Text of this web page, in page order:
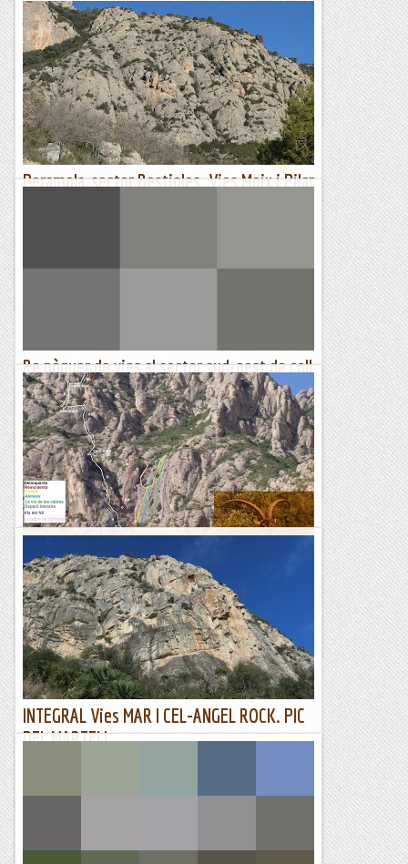
estrets del riu
Aquesta setmana amb en Jordi hem baixat a Horta de Sant
Joan per escalar als estrets d'Arnes.el primer dia escalem la
via 27 i més, una via a on cal ser intuïtiu per trobar...
Sisbemessanapren
Peramola, sector Bestioles. Vies Moix i Pilar
febrer hi vam anar a treure el cap amb el Pep, amb qui ens...
Re pòquer de vies al sector sud-oest de coll
roig
DIMECRES, 22 DE MARÇ DE 2023Aquest dimecres teniem la
intenció d'anar a Malanyeu i estalviar-li un munt de
quilometres al Lluis, però el dilluns arriba la proposta del...
Els Visas
Barreja de vies a la Codolosa
Amb en Joanet en Pany i en Jordi tornem a la Codolosa.
Dijous passat vaig estar netejant el camí d'accés a la zona més
oriental i ara ja si passa bé.Aquesta vegada tornem a...
Sisbemessanapren
INTEGRAL Vies MAR I CEL-ANGEL ROCK. PIC
DEL MARTELL.
Martell, entre varies opcions decidim anar a la via Angel
Joan asín